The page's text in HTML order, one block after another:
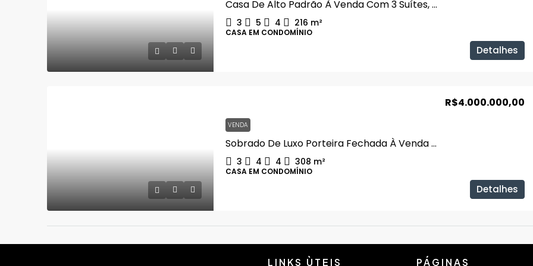
Casa De Alto Padrão À Venda Com 3 Suítes, E Piscina Aquecida No Jardim Sul
3 5 4 216 m²
CASA EM CONDOMÍNIO
Detalhes
VENDA
Sobrado De Luxo Porteira Fechada À Venda Com 3 Suítes, Piscina Aquecida No Condomínio Jardim Versailles
R$4.000.000,00
3 4 4 308 m²
CASA EM CONDOMÍNIO
Detalhes
LINKS ÙTEIS PÁGINAS